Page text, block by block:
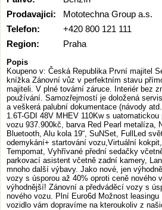
Prodavajici:
Mototechna Group a.s.
Telefon:
+420 800 121 111
Region:
Praha
Popis
Koupeno v: Česká Republika První majitel
knížka Zánovní vůz v perfektním stavu
majiteli. V plné tovární záruce. Interiér bez
používání. Samozřejmostí je doložená
a veškerá palubní dokumentace (návody
1.6T-GDI 48V MHEV 110Kw s
vozu 937.900kč, barva Red Pearl metalíza,
Bluetooth, Alu kola 19“, SuNSet, FullLed
odemykání+ startování vozu,Virtuální
Tempomat, Vyhřívané přední sedačky
parkovací asistent včetně zadní kamery,
mnoho další výbavy. Jako nové, jen
vozy s úsporou až 40% oproti ceně nového
výhodnější! Zánovní a předváděcí vozy s
nového vozu. Plní Euro6d Možnost
vozidlo vám dopravíme na kteroukoliv z